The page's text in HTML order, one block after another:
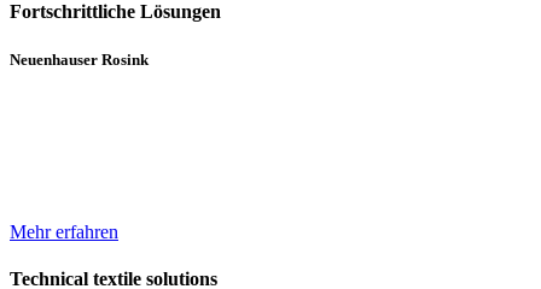
Fortschrittliche Lösungen
Neuenhauser Rosink
Mehr erfahren
Technical textile solutions